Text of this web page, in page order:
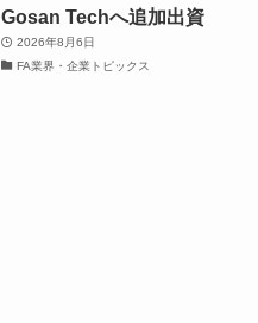
Gosan Techへ追加出資
2026年8月6日
FA業界・企業トピックス